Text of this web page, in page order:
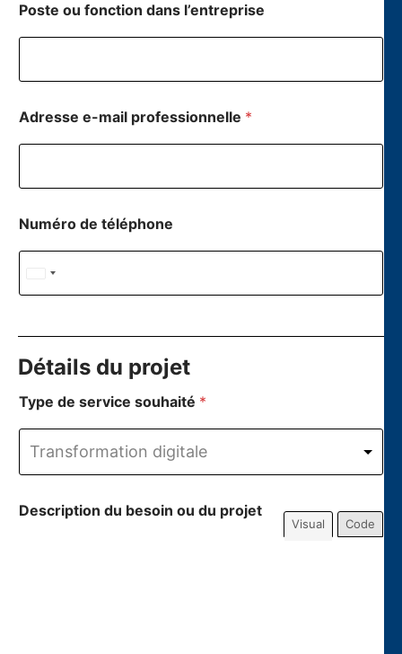
Poste ou fonction dans l’entreprise
Adresse e-mail professionnelle *
Numéro de téléphone
United States +1
Détails du projet
Type de service souhaité *
Transformation digitale
Description du besoin ou du projet
Visual Code